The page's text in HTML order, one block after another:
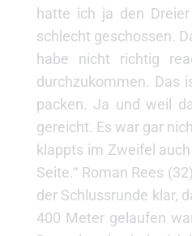
hatte ich ja den
schlecht geschossen.
habe nicht richtig
durchzukommen. Das
packen. Ja und weil
gereicht. Es war gar
klappts im Zweifel
Seite.“ Roman Rees
der Schlussrunde klar,
400 Meter gelaufen